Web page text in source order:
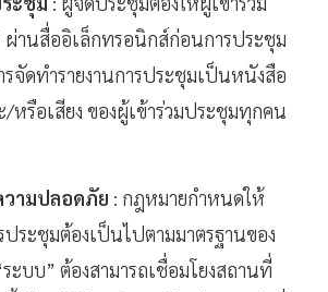
านสื่ออิเล็กทรอนิกส์ก่อนการประชุม
จัดทำรายงานการประชุมเป็นหนังสือ
รือเสียง ของผู้เข้าร่วมประชุมทุกคน
ามปลอดภัย : กฎหมายกำหนดให้
ประชุมต้องเป็นไปตามมาตรฐานของ
ะบบ” ต้องสามารถเชื่อมโยงสถานที่